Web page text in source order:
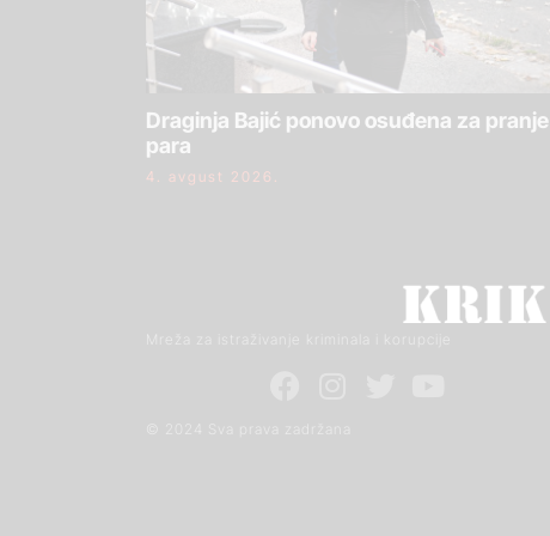
Draginja Bajić ponovo osuđena za pranje
para
4. avgust 2026.
Mreža za istraživanje kriminala i korupcije
© 2024 Sva prava zadržana